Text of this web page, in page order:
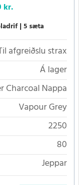
kr.
5 sæta
afgreiðslu strax
Á lager
Charcoal Nappa
Vapour Grey
2250
80
Jeppar